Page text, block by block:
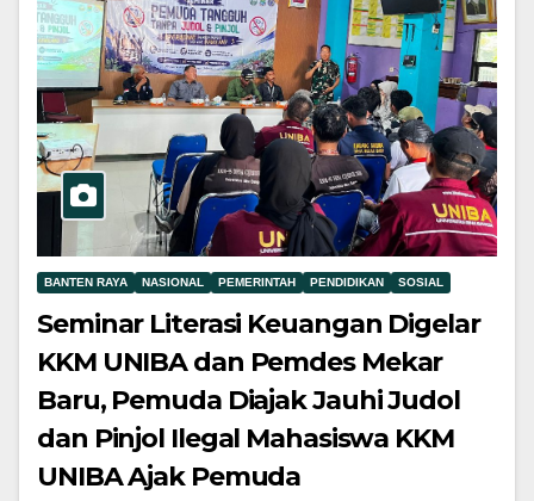
BANTEN RAYA NASIONAL PEMERINTAH PENDIDIKAN SOSIAL
Seminar Literasi Keuangan Digelar
KKM UNIBA dan Pemdes Mekar
Baru, Pemuda Diajak Jauhi Judol
dan Pinjol Ilegal Mahasiswa KKM
UNIBA Ajak Pemuda